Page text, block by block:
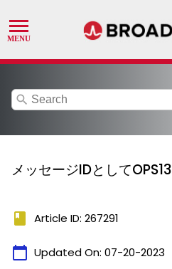
search
メッセージIDとして
book Article ID: 267291
calendar_today Updated On: 07-20-2023